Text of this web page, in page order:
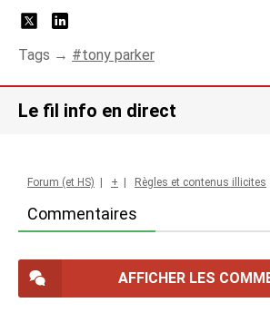
Tags → tony parker
Le fil info en direct
Commentaires
Forum (et HS) | + | Règles et contenus illicites
AFFICHER LES